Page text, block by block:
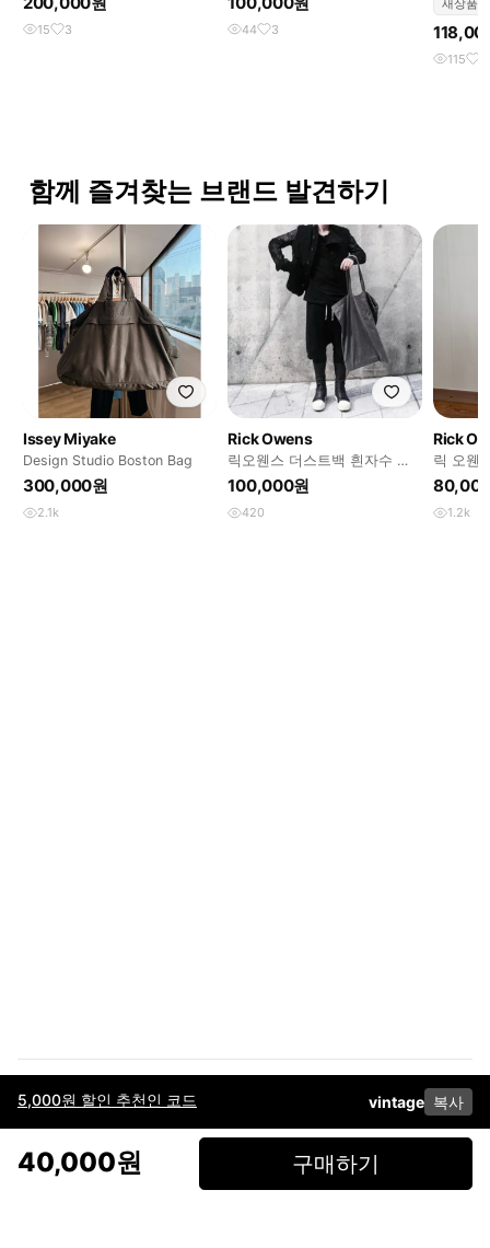
5,000원 할인 추천인 코드 vintage 복사
40,000원 구매하기
15 3 44 3
115
함께 즐겨찾는 브랜드 발견하기
Issey Miyake
Design Studio Boston Bag
300,000원
2.1k
Rick Owens
릭오웬스 더스트백 흰자수 라
지 사이즈
100,000원
420
Rick
릭 오웬
1.2k
이용약관고객센터판매개인정보 처리방침사업자 정보다운로드
페이스북